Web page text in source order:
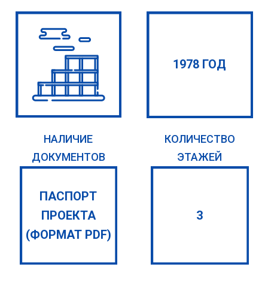
1978 ГОД
НАЛИЧИЕ
ДОКУМЕНТОВ
ПАСПОРТ
ПРОЕКТА
(ФОРМАТ PDF)
КОЛИЧЕСТВО
ЭТАЖЕЙ
3